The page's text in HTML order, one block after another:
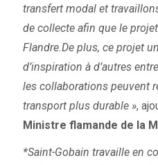
transfert modal et
de collecte afin que le
Flandre.De plus, ce projet
d’inspiration à d’autres
les collaborations peuvent
transport plus durable »,
Ministre flamande de la
*Saint-Gobain travaille en